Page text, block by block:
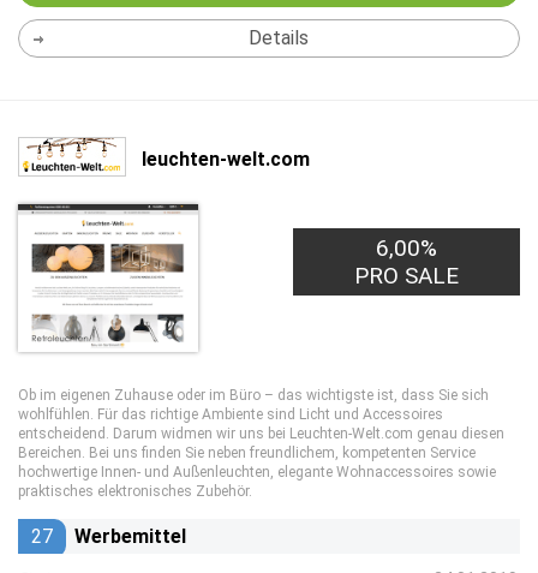
Details
leuchten-welt.com
6,00%
PRO SALE
Ob im eigenen Zuhause oder im Büro – das wichtigste ist, dass Sie sich
wohlfühlen. Für das richtige Ambiente sind Licht und Accessoires
entscheidend. Darum widmen wir uns bei Leuchten-Welt.com genau diesen
Bereichen. Bei uns finden Sie neben freundlichem, kompetenten Service
hochwertige Innen- und Außenleuchten, elegante Wohnaccessoires sowie
praktisches elektronisches Zubehör.
27 Werbemittel